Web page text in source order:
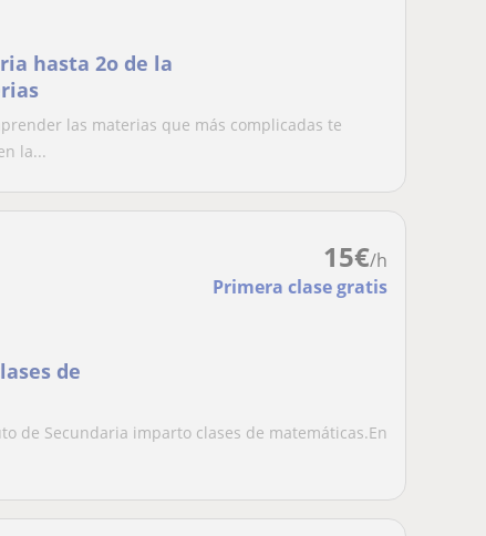
hasta 2o de la
las materias que más complicadas te
la...
15€/h
Primera clase gratis
de
de Secundaria imparto clases de matemáticas.En